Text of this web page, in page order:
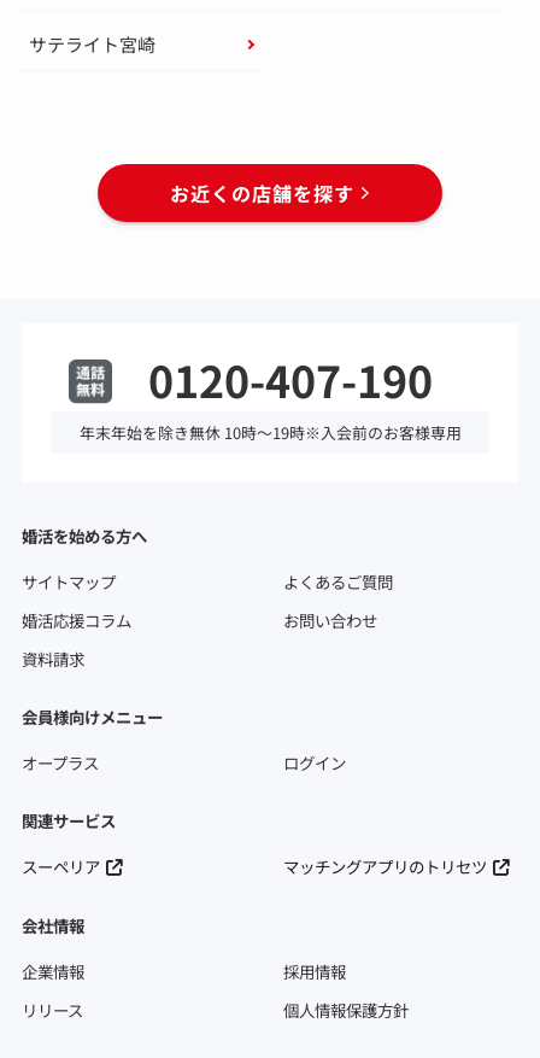
サテライト宮崎
お近くの店舗を探す
0120-407-190
年末年始を除き無休 10時～19時※入会前のお客様専用
婚活を始める方へ
サイトマップ
よくあるご質問
婚活応援コラム
お問い合わせ
資料請求
会員様向けメニュー
オープラス
ログイン
関連サービス
スーペリア
マッチングアプリのトリセツ
会社情報
企業情報
採用情報
リリース
個人情報保護方針